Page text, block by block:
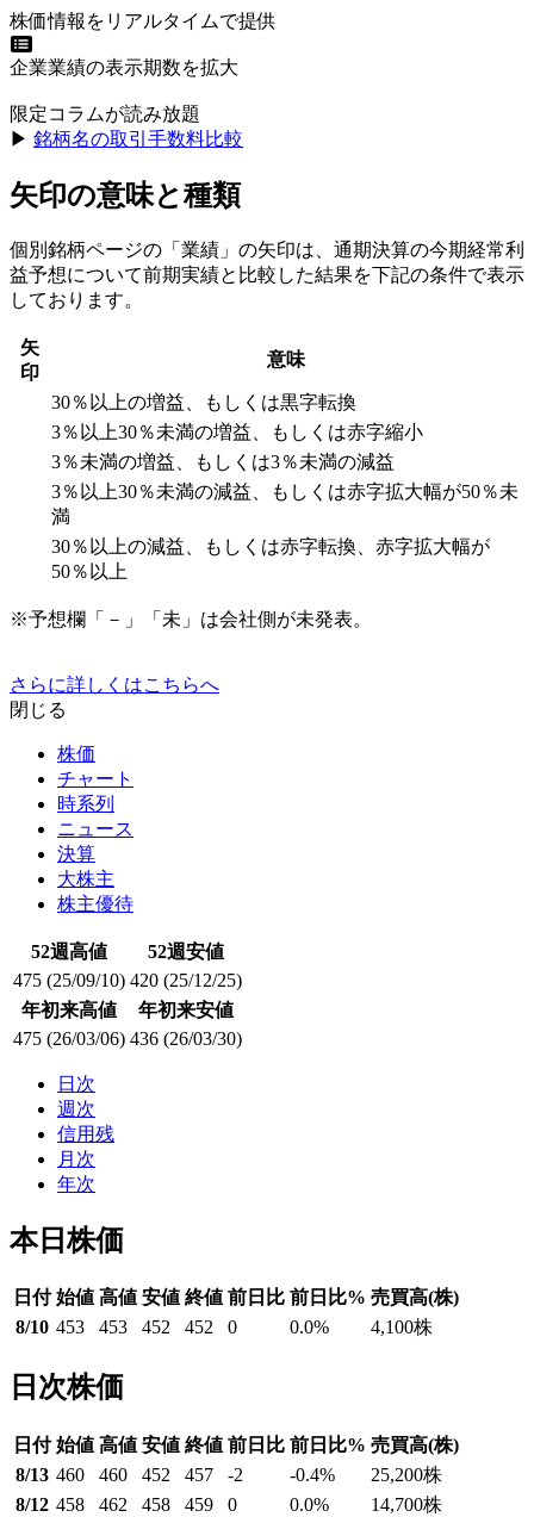
株価情報をリアルタイムで提供
企業業績の表示期数を拡大
限定コラムが読み放題
▶︎ 銘柄名の取引手数料比較
矢印の意味と種類
個別銘柄ページの「業績」の矢印は、通期決算の今期経常利
益予想について前期実績と比較した結果を下記の条件で表示
しております。
矢
印
意味
30％以上の増益、もしくは黒字転換
3％以上30％未満の増益、もしくは赤字縮小
3％未満の増益、もしくは3％未満の減益
3％以上30％未満の減益、もしくは赤字拡大幅が50％未
満
30％以上の減益、もしくは赤字転換、赤字拡大幅が
50％以上
※予想欄「－」「未」は会社側が未発表。
さらに詳しくはこちらへ
閉じる
株価
チャート
時系列
ニュース
決算
大株主
株主優待
52週高値
52週安値
475 (25/09/10) 420 (25/12/25)
年初来高値
年初来安値
475 (26/03/06) 436 (26/03/30)
日次
週次
信用残
月次
年次
本日株価
日付 始値 高値 安値 終値 前日比 前日比% 売買高(株)
8/10 453 453 452 452 0 0.0% 4,100株
日次株価
日付 始値 高値 安値 終値 前日比 前日比% 売買高(株)
8/13 460 460 452 457 -2 -0.4% 25,200株
8/12 458 462 458 459 0 0.0% 14,700株